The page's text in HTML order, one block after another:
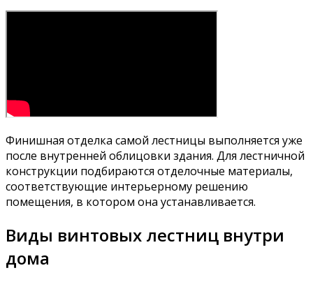
Финишная отделка самой лестницы выполняется уже
после внутренней облицовки здания. Для лестничной
конструкции подбираются отделочные материалы,
соответствующие интерьерному решению
помещения, в котором она устанавливается.
Виды винтовых лестниц внутри
дома